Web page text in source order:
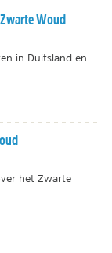
Woud
in Duitsland en
het Zwarte